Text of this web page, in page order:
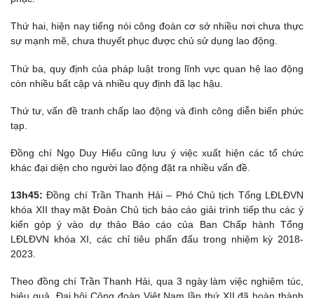
Thứ hai, hiện nay tiếng nói công đoàn cơ sở nhiều nơi chưa thực
sự mạnh mẽ, chưa thuyết phục được chủ sử dụng lao động.
Thứ ba, quy định của pháp luật trong lĩnh vực quan hệ lao động
còn nhiều bất cập và nhiều quy định đã lạc hậu.
Thứ tư, vấn đề tranh chấp lao động và đình công diễn biến phức
tạp.
Đồng chí Ngọ Duy Hiểu cũng lưu ý việc xuất hiện các tổ chức
khác đại diện cho người lao động đặt ra nhiều vấn đề.
13h45: Đồng chí Trần Thanh Hải – Phó Chủ tịch Tổng LĐLĐVN
khóa XII thay mặt Đoàn Chủ tịch báo cáo giải trình tiếp thu các ý
kiến góp ý vào dự thảo Báo cáo của Ban Chấp hành Tổng
LĐLĐVN khóa XI, các chỉ tiêu phấn đấu trong nhiệm kỳ 2018-
2023.
Theo đồng chí Trần Thanh Hải, qua 3 ngày làm việc nghiêm túc,